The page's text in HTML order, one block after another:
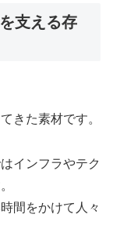
支える存
きた素材です。
インフラやテク
間をかけて人々